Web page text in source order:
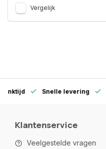
Vergelijk
Snelle levering
Klantenservice
Veelgestelde vragen